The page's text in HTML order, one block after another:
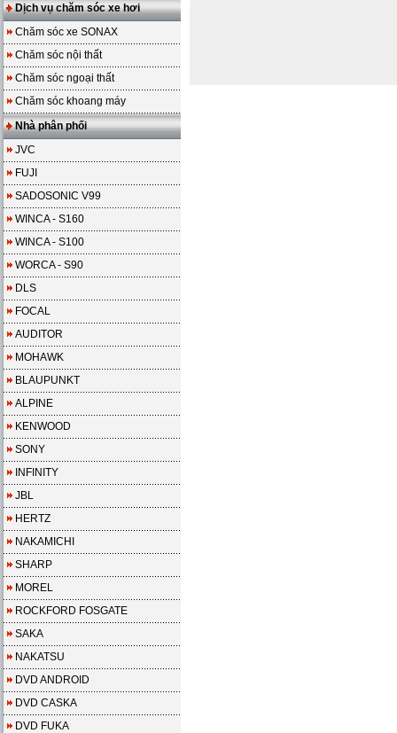
Dịch vụ chăm sóc xe hơi
Chăm sóc xe SONAX
Chăm sóc nội thất
Chăm sóc ngoại thất
Chăm sóc khoang máy
Nhà phân phối
JVC
FUJI
SADOSONIC V99
WINCA - S160
WINCA - S100
WORCA - S90
DLS
FOCAL
AUDITOR
MOHAWK
BLAUPUNKT
ALPINE
KENWOOD
SONY
INFINITY
JBL
HERTZ
NAKAMICHI
SHARP
MOREL
ROCKFORD FOSGATE
SAKA
NAKATSU
DVD ANDROID
DVD CASKA
DVD FUKA